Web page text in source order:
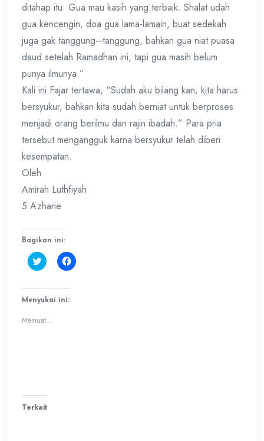
ditahap itu. Gua mau kasih yang terbaik. Shalat udah
gua kencengin, doa gua lama-lamain, buat sedekah
juga gak tanggung–tanggung, bahkan gua niat puasa
daud setelah Ramadhan ini, tapi gua masih belum
punya ilmunya.”
Kali ini Fajar tertawa, “Sudah aku bilang kan, kita harus
bersyukur, bahkan kita sudah berniat untuk berproses
menjadi orang berilmu dan rajin ibadah.” Para pria
tersebut mengangguk karna bersyukur telah diberi
kesempatan.
Oleh
Amirah Luthfiyah
5 Azharie
Bagikan ini:
Klik
untuk
Twitter(Membuka
di
jendela
baru)
Klik
untuk
Menyukai ini:
Memuat...
Terkait